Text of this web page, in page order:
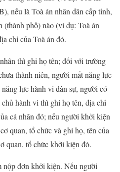
nếu là Toà án nhân dân cấp tỉnh,
(thành phố) nào (ví dụ: Toà án
chỉ của Toà án đó.
thì ghi họ tên; đối với trường
thành niên, người mất năng lực
lực hành vi dân sự, người có
hành vi thì ghi họ tên, địa chỉ
cá nhân đó; nếu người khởi kiện
quan, tổ chức và ghi họ, tên của
quan, tổ chức khởi kiện đó.
đơn khởi kiện. Nếu người